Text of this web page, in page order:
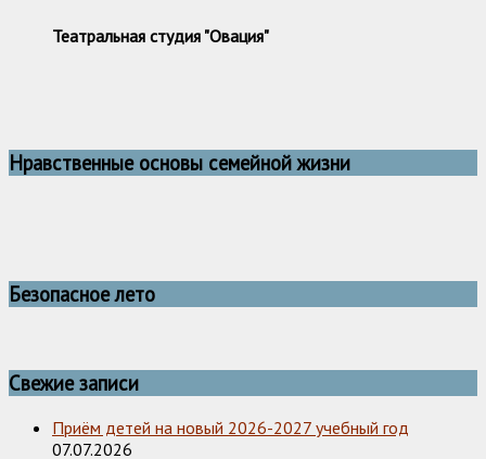
Театральная студия "Овация"
Нравственные основы семейной жизни
Безопасное лето
Свежие записи
Приём детей на новый 2026-2027 учебный год
07.07.2026